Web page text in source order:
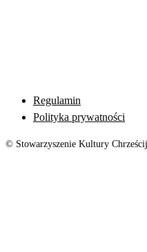
Regulamin
Polityka prywatności
© Stowarzyszenie Kultury